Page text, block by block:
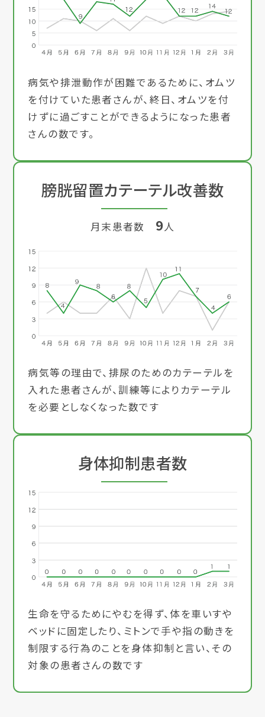
病気や排泄動作が困難であるために、オムツ
を付けていた患者さんが、終日、オムツを付
けずに過ごすことができるようになった患者
さんの数です。
膀胱留置カテーテル改善数
月末患者数 9人
病気等の理由で、排尿のためのカテーテルを
入れた患者さんが、訓練等によりカテーテル
を必要としなくなった数です
身体抑制患者数
生命を守るためにやむを得ず、体を車いすや
ベッドに固定したり、ミトンで手や指の動きを
制限する行為のことを身体抑制と言い、その
対象の患者さんの数です